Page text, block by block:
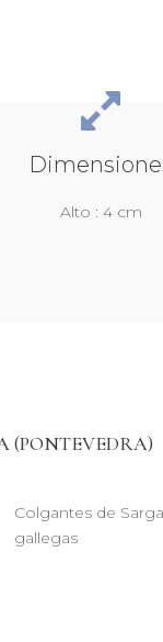
Alto : 4 cm
(PONTEVEDRA)
Colgantes de
gallegas